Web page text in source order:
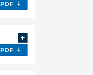
PDF
PDF